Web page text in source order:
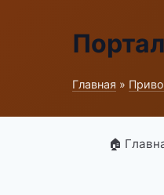
Главная »
🏠